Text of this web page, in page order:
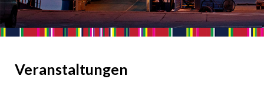
Veranstaltungen